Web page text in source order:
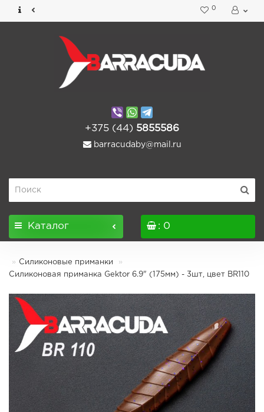
0
+375 (44) 5855586
barracudaby@mail.ru
Каталог : 0
Силиконовые приманки
Силиконовая приманка Gektor 6.9" (175мм) - 3шт, цвет BR110